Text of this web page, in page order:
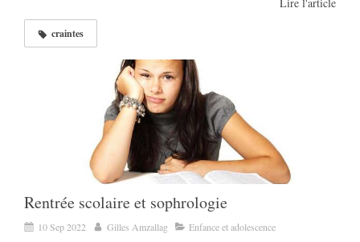
craintes
Rentrée scolaire et sophrologie
10 Sep 2022 Gilles Amzallag Enfance et adolescence